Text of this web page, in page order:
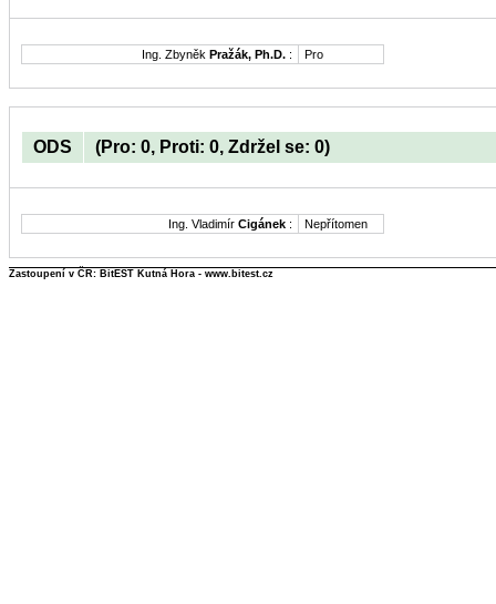
Ing. Zbyněk Pražák, Ph.D. : Pro
ODS (Pro: 0, Proti: 0, Zdržel se: 0)
Ing. Vladimír Cigánek : Nepřítomen
Zastoupení v ČR: BitEST Kutná Hora - www.bitest.cz